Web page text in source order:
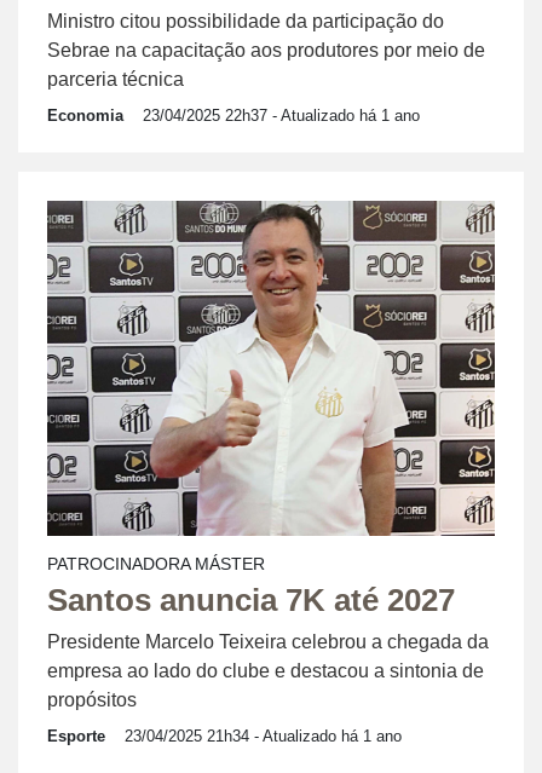
Ministro citou possibilidade da participação do
Sebrae na capacitação aos produtores por meio de
parceria técnica
Economia 23/04/2025 22h37 - Atualizado há 1 ano
PATROCINADORA MÁSTER
Santos anuncia 7K até 2027
Presidente Marcelo Teixeira celebrou a chegada da
empresa ao lado do clube e destacou a sintonia de
propósitos
Esporte 23/04/2025 21h34 - Atualizado há 1 ano